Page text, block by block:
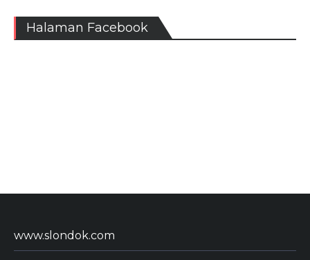
Halaman Facebook
www.slondok.com